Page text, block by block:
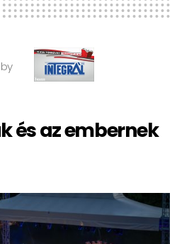
és az embernek